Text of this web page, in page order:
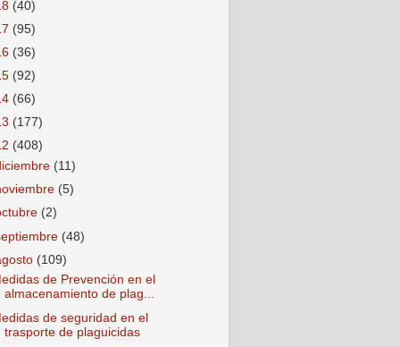
(40)
(95)
(36)
(92)
(66)
(177)
(408)
(11)
(5)
(2)
(48)
(109)
de Prevención en el
almacenamiento de plag...
de seguridad en el
trasporte de plaguicidas